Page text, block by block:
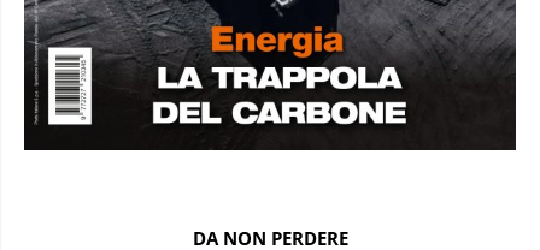
DA NON PERDERE